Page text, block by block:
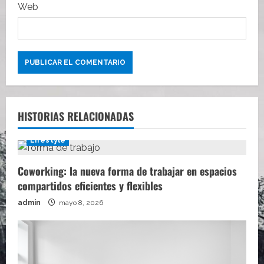
Web
HISTORIAS RELACIONADAS
Lifestyle
Coworking: la nueva forma de trabajar en espacios
compartidos eficientes y flexibles
admin mayo 8, 2026